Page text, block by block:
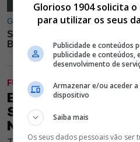
FUTEBOL
EXCLUSIVO
SILVA LANÇA
NO BENFICA
Glorioso 1904 solicita
para utilizar os seus
Publicidade e conteúdos
publicidade e conteúdos,
desenvolvimento de
Armazenar e/ou aceder
dispositivo
Saiba mais
Os seus dados pessoais vão ser